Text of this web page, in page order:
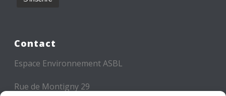
Contact
Espace Environnement ASBL
Rue de Montigny 29